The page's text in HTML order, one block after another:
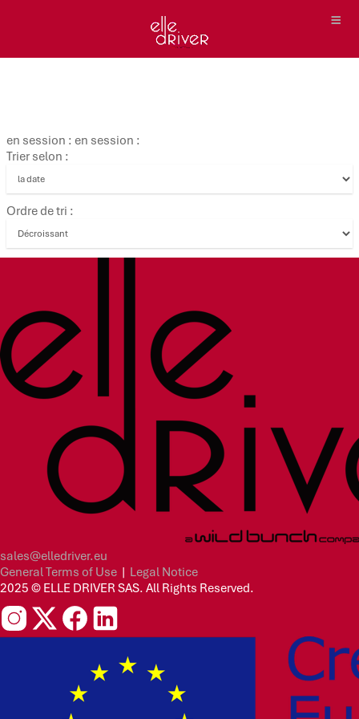
en session : en session :
Trier selon :
Ordre de tri :
sales@elledriver.eu
General Terms of Use | Legal Notice
2025 © ELLE DRIVER SAS. All Rights Reserved.